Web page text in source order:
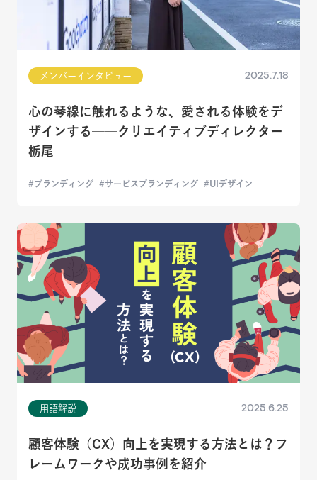
メンバーインタビュー 2025.7.18
心の琴線に触れるような、愛される体験をデ
ザインする──クリエイティブディレクター
栃尾
ブランディング サービスブランディング UIデザイン
用語解説 2025.6.25
顧客体験（CX）向上を実現する方法とは？フ
レームワークや成功事例を紹介